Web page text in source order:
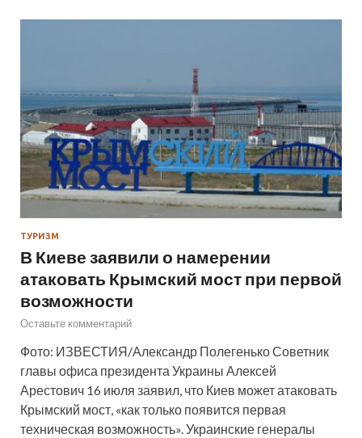
ТУРИЗМ
В Киеве заявили о намерении
атаковать Крымский мост при первой
возможности
Оставьте комментарий
Фото: ИЗВЕСТИЯ/Александр Полегенько Советник
главы офиса президента Украины Алексей
Арестович 16 июля заявил, что Киев может атаковать
Крымский мост, «как только появится первая
техническая возможность». Украинские генералы